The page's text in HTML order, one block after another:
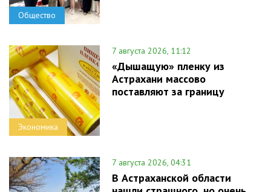
Общество
Экономика
7 августа 2026, 11:12
«Дышащую» пленку из
Астрахани массово
поставляют за границу
7 августа 2026, 04:31
В Астраханской области